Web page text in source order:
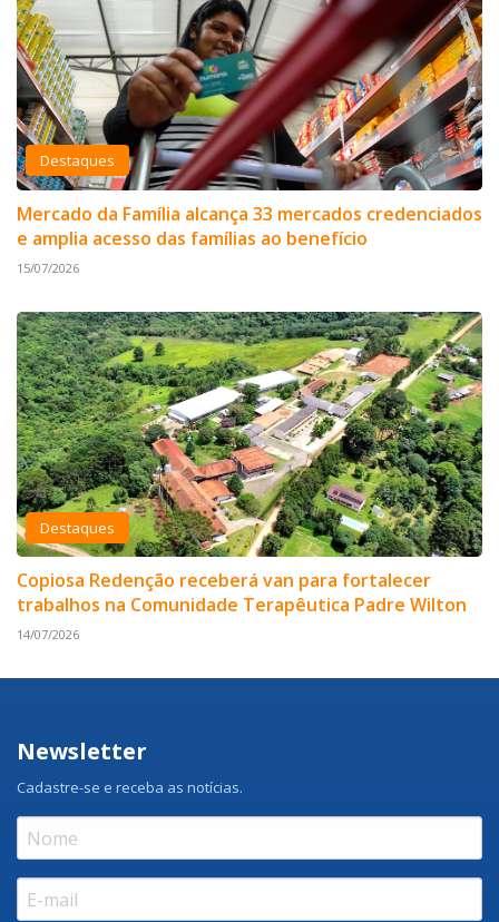
Destaques
Mercado da Família alcança 33 mercados credenciados
e amplia acesso das famílias ao benefício
15/07/2026
Destaques
Copiosa Redenção receberá van para fortalecer
trabalhos na Comunidade Terapêutica Padre Wilton
14/07/2026
Newsletter
Cadastre-se e receba as notícias.